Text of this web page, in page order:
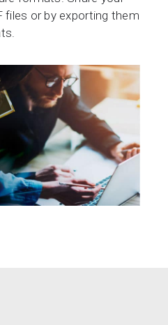
files or by exporting them